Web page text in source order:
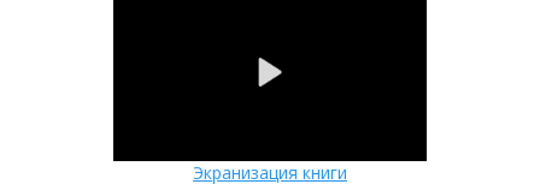
Экранизация книги